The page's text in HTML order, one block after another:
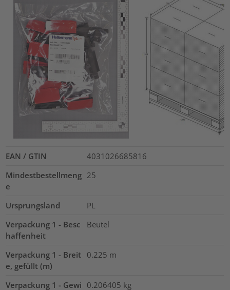
EAN / GTIN
4031026685816
Mindestbestellmeng
e
25
Ursprungsland
PL
Verpackung 1 - Besc
haffenheit
Beutel
Verpackung 1 - Breit
e, gefüllt (m)
0.225 m
Verpackung 1 - Gewi 0.206405 kg